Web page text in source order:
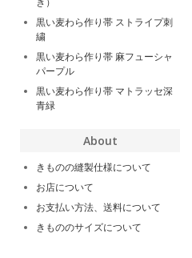
黒い麦わら作り帯 ストライプ刺
繍
黒い麦わら作り帯 麻フューシャ
パープル
黒い麦わら作り帯 マトラッセ深
青緑
About
きものの縫製仕様について
お店について
お支払い方法、送料について
きもののサイズについて